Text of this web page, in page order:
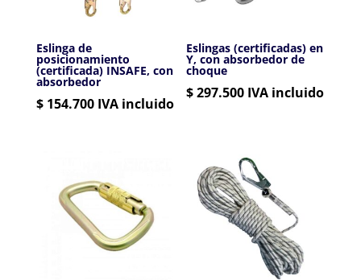
Eslinga de
posicionamiento
(certificada) INSAFE, con
absorbedor
$154.700 IVA incluido
Eslingas (certificadas) en
Y, con absorbedor de
choque
$297.500 IVA incluido